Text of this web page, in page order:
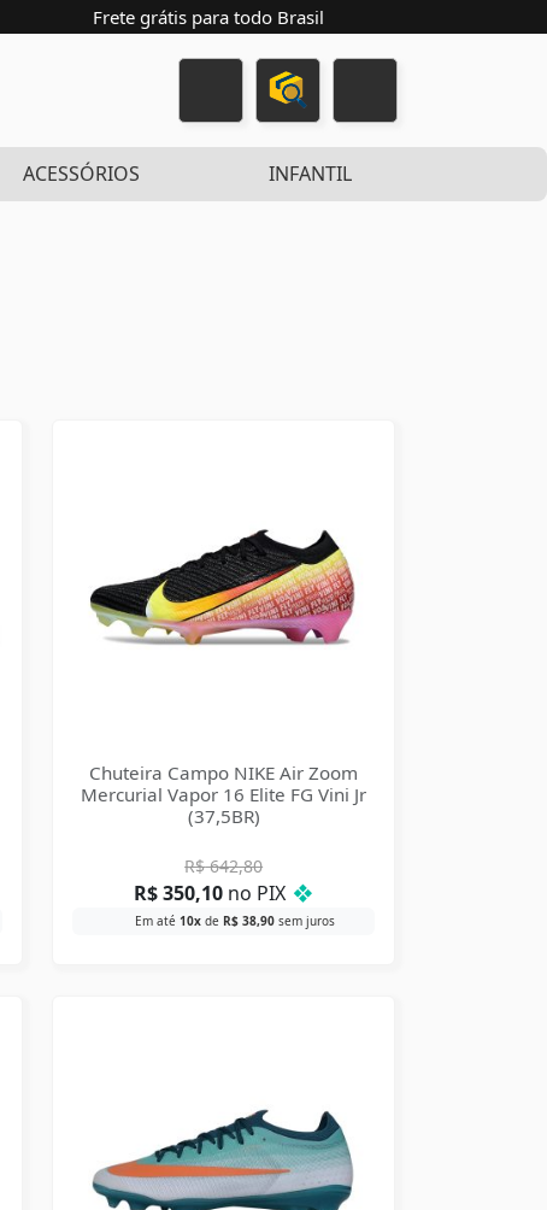
Frete grátis para todo Brasil
ACESSÓRIOS INFANTIL
Chuteira Campo NIKE Air Zoom
Mercurial Vapor 16 Elite FG Vini Jr
(37,5BR)
R$642,80
R$350,10 no PIX ❖
Em até10x de R$ 38,90 sem juros